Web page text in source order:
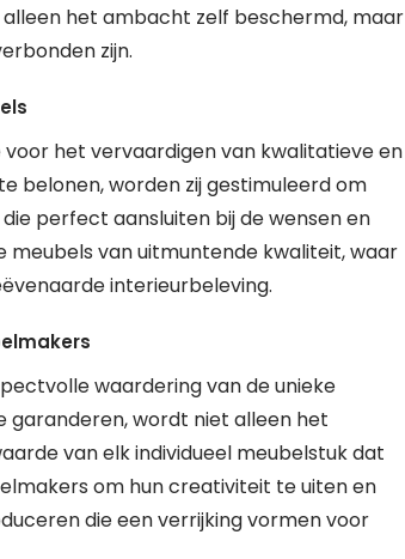
het ambacht zelf beschermd, maar
zijn.
het vervaardigen van kwalitatieve en
belonen, worden zij gestimuleerd om
perfect aansluiten bij de wensen en
van uitmuntende kwaliteit, waar
interieurbeleving.
waardering van de unieke
garanderen, wordt niet alleen het
van elk individueel meubelstuk dat
om hun creativiteit te uiten en
die een verrijking vormen voor